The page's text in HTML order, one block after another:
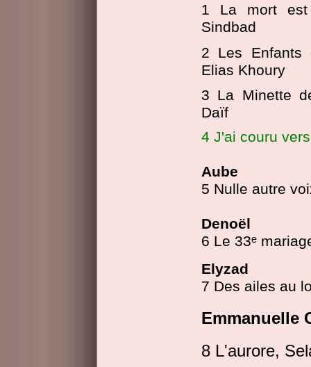
1 La mort est une corvée, Khaled Khalifa,
Sindbad
2 Les Enfants du ghetto Je m'appelle Adam
Elias Khoury
3 La Minette de Sikirida Sindbad Rachid EL-
Daïf
4 J'ai couru
Aube
5 Nulle autre
Denoël
6 Le 33ᵉ
Elyzad
7 Des ailes au
Emmanuelle
8 L'aurore,